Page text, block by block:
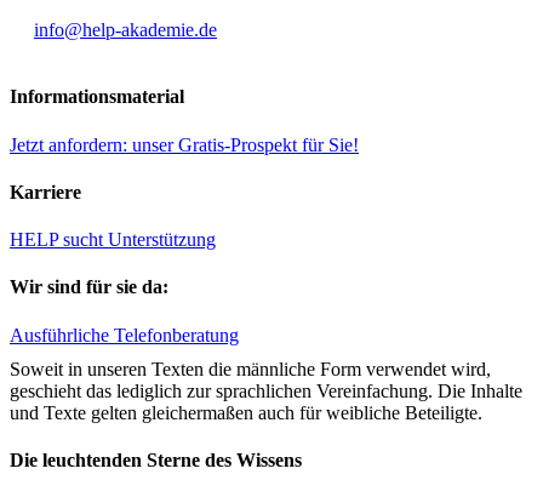
info@help-akademie.de
Informationsmaterial
Jetzt anfordern: unser Gratis-Prospekt für Sie!
Karriere
HELP sucht Unterstützung
Wir sind für sie da:
Ausführliche Telefonberatung
Soweit in unseren Texten die männliche Form verwendet wird,
geschieht das lediglich zur sprachlichen Vereinfachung. Die Inhalte
und Texte gelten gleichermaßen auch für weibliche Beteiligte.
Die leuchtenden Sterne des Wissens